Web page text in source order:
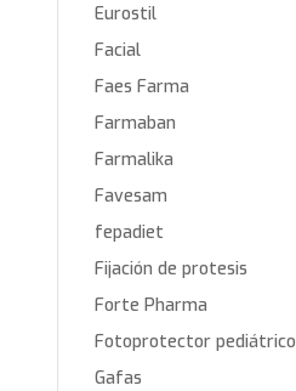
Eurostil
Facial
Faes Farma
Farmaban
Farmalika
Favesam
fepadiet
Fijación de protesis
Forte Pharma
Fotoprotector pediátrico
Gafas